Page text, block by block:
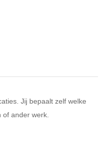
Jij bepaalt zelf welke
ander werk.